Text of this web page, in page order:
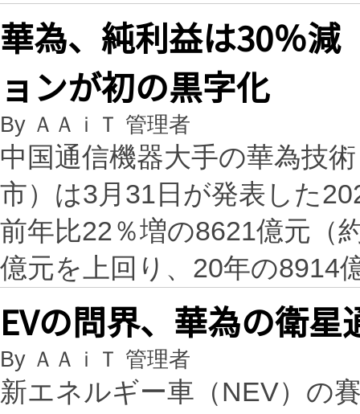
華為、純利益は30％
ョンが初の黒字化
By ＡＡｉＴ 管理者
中国通信機器大手の華為技
市）は3月31日が発表した
前年比22％増の8621億元（
億元を上回り、20年の8914
EVの問界、華為の衛
By ＡＡｉＴ 管理者
新エネルギー車（NEV）の